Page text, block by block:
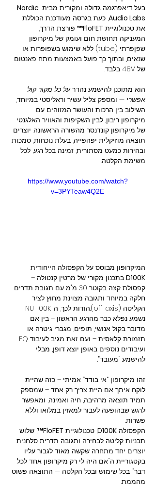
בעל דיאפרגמה גדולה ומקורית מבית Nordic
Audio Labs, כעת בגרסה מעודכנת הכוללת
את טכנולוגיית FloFET™
פורצת הדרך,
המעניקה תחושת חום ועומק של מיקרופון
שפןפרתי (tube) ללא שימוש בשפופרות או
שנאים, ובתוך כך פועל באמצעות מתח פאנטום
של 48V בלבד.
הוא מתוכנן להישמע נהדר על כל מקור קול
אפשרי — ומספק צליל עשיר וראליסטי במיוחד,
השילוב בין הרכות והעושר המזוהים עם
מיקרופון ריבון, לבין השקיפות והאוויר האלגנטי
של מיקרופון קונדנסר מהשורה הראשונה. יוצרים
תוצאה מוזיקלית יפהפייה, בעלת נוכחות, סמכות
ובהירות כמעט מסתורית, זמינה בכל רגע, לכל
משימת הקלטה.
https://www.youtube.com/watch?
v=3PYTeaw4Q2E
המיקרופון מבוסס על הקפסולה הייחודית
D100K בתכנון מקורי של מרטין קנטולה –
קפסולת קצה בקוטר 30 מ"מ עם תגובת תדרים
חלקה במיוחד ותגובה מצוינת מחוץ לציר
נשמע נפלא כבר מהרגע הראשון – בין אם
מדובר בקול אנושי, תופים, מגברי גיטרה או
ועיבודים נוספים באופן יוצא דופן, מבלי
להישמע “מעובד”.
זהו מיקרופון “אי בודד” אמיתי – כזה שהיית
לוקח איתך אם היית צריך רק אחד – שמספק
תמיד תוצאה מרהיבה, חיה ואמינה, ומאפשר
לרגש שבהופעה לעבור למאזין במלואו וללא
פשרות.
הקפסולה D100K, טכנולוגיית FloFET™ , שלוש
תבניות קליטה לבחירה ותגובה תדרית סלחנית
יוצרים יחד מתחרה שקשה מאוד לגבור עליו
בקטגוריית ה“אם היה לי רק מיקרופון אחד לכל
דבר”. בכל שימוש ובכל הקלטה — התוצאה פשוט
מהממת.